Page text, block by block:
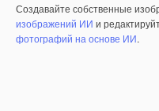
Создавайте собственные
изображений ИИ и
фотографий на основе ИИ.